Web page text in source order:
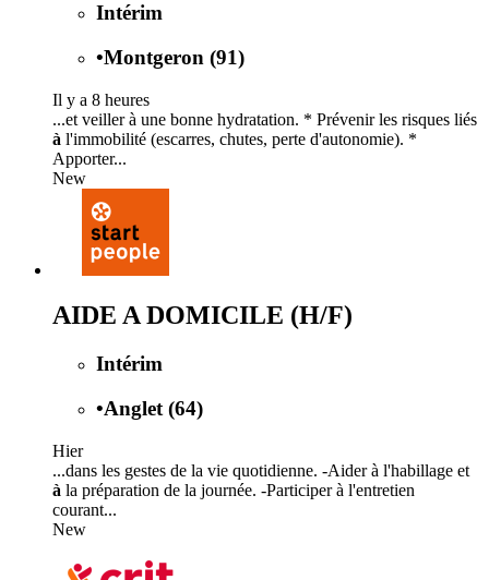
Intérim
•Montgeron (91)
Il y a 8 heures
...et veiller à une bonne hydratation. * Prévenir les risques liés
à l'immobilité (escarres, chutes, perte d'autonomie). *
Apporter...
New
AIDE A DOMICILE (H/F)
Intérim
•Anglet (64)
Hier
...dans les gestes de la vie quotidienne. -Aider à l'habillage et
à la préparation de la journée. -Participer à l'entretien
courant...
New